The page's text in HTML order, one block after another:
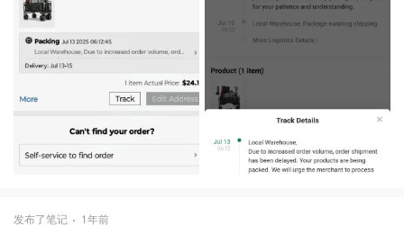
的回复。 当过了送货日期，就说再等多一个星期。可能这单最后还
Shein 买东西要三思。
发布了笔记 1年前